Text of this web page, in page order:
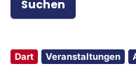
Dart Veranstaltungen